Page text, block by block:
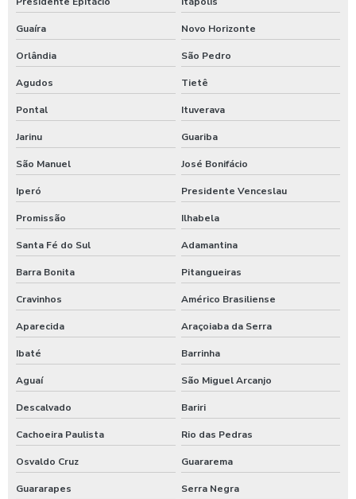
Serviço de manutenção elétrica em sp
Serviço de instalação elétrica em sp
Serviço de instalação elétrica em são paulo
Empresa de instalação elétrica em são paulo
Serviços de manutenção hidráulica em são paulo
Serviços de manutenção hidráulica em sp
Empresa que faz manutenção hidráulica predial
Empresa que faz manutenção hidráulica predial em sp
Serviço de instalação hidráulica
Serviços de manutenção civil em são paulo
Serviços de manutenção civil em sp
Serviços de reparo civil
Serviços de reparo civil em sp
Retrofit de iluminação elétrica em são paulo
Guaíra Novo Horizonte
Orlândia São Pedro
Agudos Tietê
Pontal Ituverava
Jarinu Guariba
São Manuel José Bonifácio
Iperó Presidente Venceslau
Promissão Ilhabela
Santa Fé do Sul Adamantina
Barra Bonita Pitangueiras
Cravinhos Américo Brasiliense
Aparecida Araçoiaba da Serra
Ibaté Barrinha
Aguaí São Miguel Arcanjo
Descalvado Bariri
Cachoeira Paulista Rio das Pedras
Osvaldo Cruz Guararema
Guararapes Serra Negra